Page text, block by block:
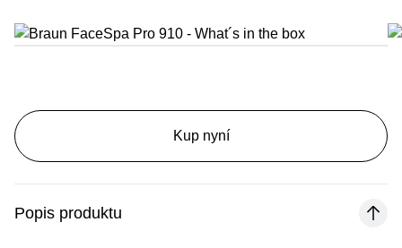
Kup nyní
Popis produktu